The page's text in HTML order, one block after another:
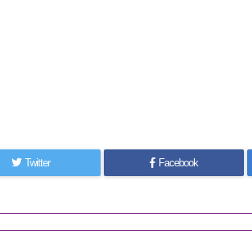
Twitter Facebook